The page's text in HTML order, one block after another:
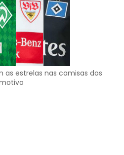
as estrelas nas camisas dos